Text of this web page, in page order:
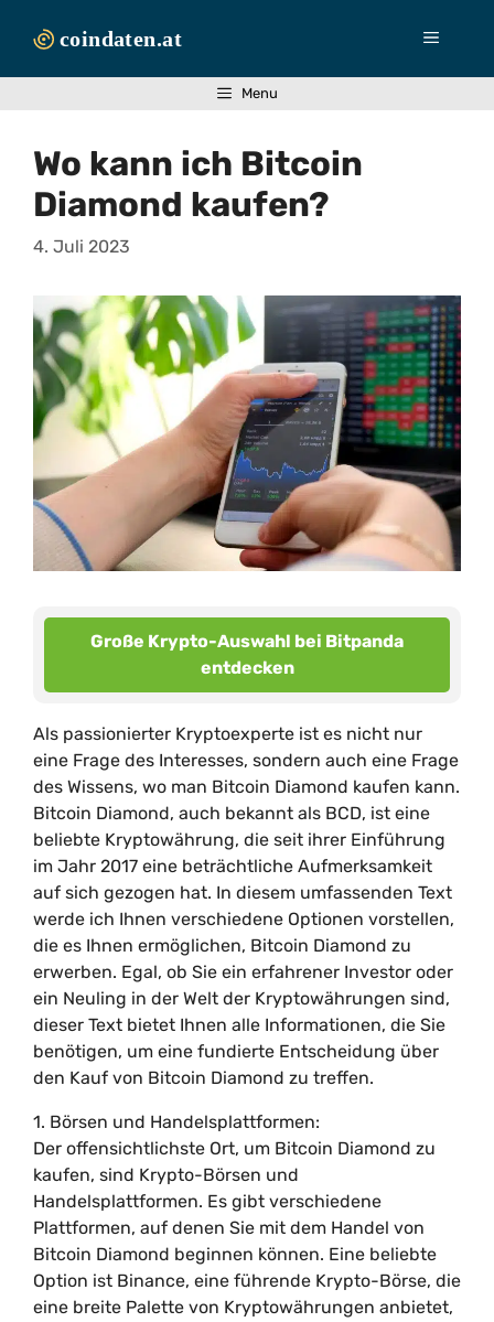
Inhalt
Menü
Menu
Wo kann ich Bitcoin
Diamond kaufen?
4. Juli 2023
Große Krypto-Auswahl bei Bitpanda
entdecken
Als passionierter Kryptoexperte ist es nicht nur
eine Frage des Interesses, sondern auch eine Frage
des Wissens, wo man Bitcoin Diamond kaufen kann.
Bitcoin Diamond, auch bekannt als BCD, ist eine
beliebte Kryptowährung, die seit ihrer Einführung
im Jahr 2017 eine beträchtliche Aufmerksamkeit
auf sich gezogen hat. In diesem umfassenden Text
werde ich Ihnen verschiedene Optionen vorstellen,
die es Ihnen ermöglichen, Bitcoin Diamond zu
erwerben. Egal, ob Sie ein erfahrener Investor oder
ein Neuling in der Welt der Kryptowährungen sind,
dieser Text bietet Ihnen alle Informationen, die Sie
benötigen, um eine fundierte Entscheidung über
den Kauf von Bitcoin Diamond zu treffen.
1. Börsen und Handelsplattformen:
Der offensichtlichste Ort, um Bitcoin Diamond zu
kaufen, sind Krypto-Börsen und
Handelsplattformen. Es gibt verschiedene
Plattformen, auf denen Sie mit dem Handel von
Bitcoin Diamond beginnen können. Eine beliebte
Option ist Binance, eine führende Krypto-Börse, die
eine breite Palette von Kryptowährungen anbietet,